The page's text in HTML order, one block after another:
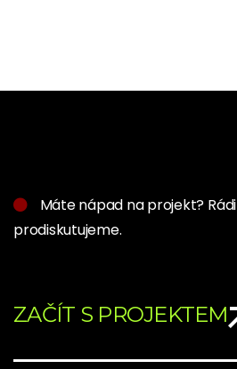
Máte nápad na projekt?
prodiskutujeme.
ZAČÍT S PROJEKTEM